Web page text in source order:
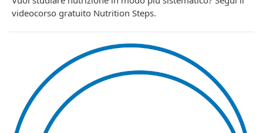
videocorso gratuito Nutrition Steps.